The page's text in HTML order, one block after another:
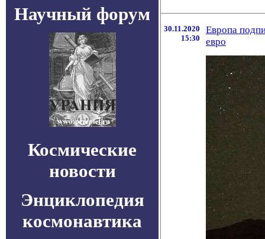
Научный форум
Космические
новости
Энциклопедия
космонавтика
30.11.2020
15:30
Европа
евро